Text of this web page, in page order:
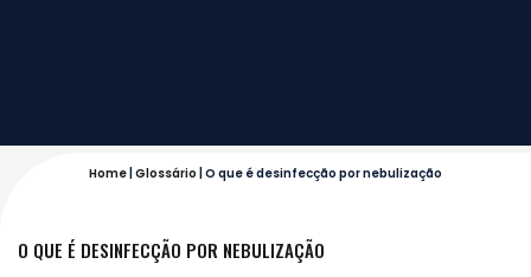
Home Glossário O que é desinfecção por nebulização
O QUE É DESINFECÇÃO POR NEBULIZAÇÃO